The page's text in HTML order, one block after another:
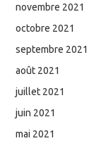
novembre 2021
octobre 2021
septembre 2021
août 2021
juillet 2021
juin 2021
mai 2021